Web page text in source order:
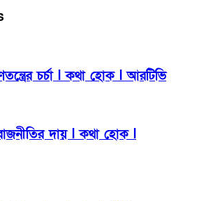
চর্চা l কথা হোক l আরটিভি
দায় l কথা হোক l